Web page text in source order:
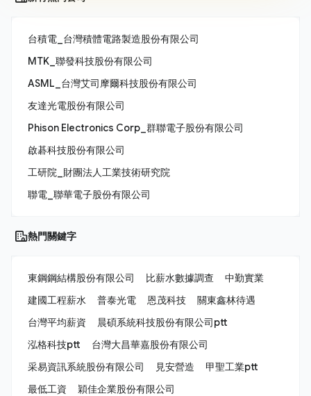
台積電_台灣積體電路製造股份有限公司
MTK_聯發科技股份有限公司
ASML_台灣艾司摩爾科技股份有限公司
友達光電股份有限公司
Phison Electronics Corp_群聯電子股份有限公司
啟碁科技股份有限公司
工研院_財團法人工業技術研究院
聯電_聯華電子股份有限公司
熱門關鍵字
東鋼鋼結構股份有限公司 比薪水數據調查
中勤實業
建國工程薪水
普泰光電 恩茂科技
關東鑫林待遇
台灣平均薪資
晨碩系統科技股份有限公司ptt
泓格科技ptt
台灣大昌華嘉股份有限公司
采易資訊系統股份有限公司
見安營造
甲聖工業ptt
最低工資
穎佳企業股份有限公司